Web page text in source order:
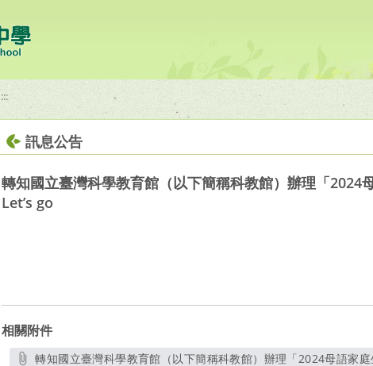
:::
訊息公告
轉知國立臺灣科學教育館（以下簡稱科教館）辦理「2024
Let’s go
相關附件
轉知國立臺灣科學教育館（以下簡稱科教館）辦理「2024母語家